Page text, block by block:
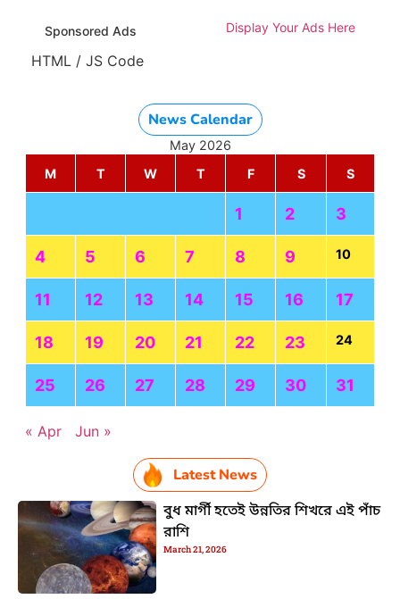
Sponsored Ads Display Your Ads Here
HTML / JS Code
News Calendar
May 2026
M
T W T F S S
1 2 3
4 5 6 7 8 9 10
11 12 13 14 15 16 17
18 19 20 21 22 23 24
25 26 27 28 29 30 31
« Apr Jun »
Latest News
বুধ মার্গী হতেই উন্নতির শিখরে এই পাঁচ
রাশি
March 21, 2026